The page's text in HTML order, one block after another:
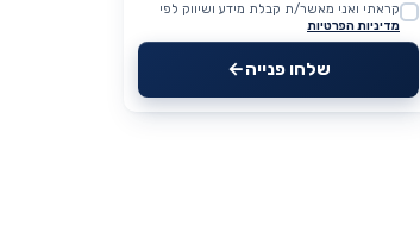
Website
קראתי ואני מאשר/ת קבלת מידע ושיווק לפי
מדיניות הפרטיות
שלחו פנייה